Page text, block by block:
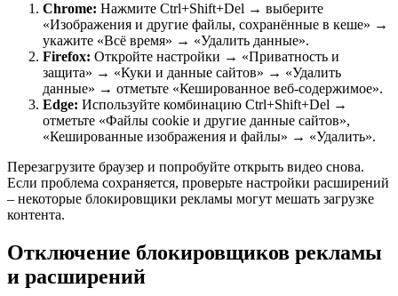
Chrome: Нажмите Ctrl+Shift+Del → выберите
«Изображения и другие файлы, сохранённые в кеше» →
укажите «Всё время» → «Удалить данные».
Firefox: Откройте настройки → «Приватность и
защита» → «Куки и данные сайтов» → «Удалить
данные» → отметьте «Кешированное веб-содержимое».
Edge: Используйте комбинацию Ctrl+Shift+Del →
отметьте «Файлы cookie и другие данные сайтов»,
«Кешированные изображения и файлы» → «Удалить».
Перезагрузите браузер и попробуйте открыть видео снова.
Если проблема сохраняется, проверьте настройки расширений
– некоторые блокировщики рекламы могут мешать загрузке
контента.
Отключение блокировщиков рекламы
и расширений